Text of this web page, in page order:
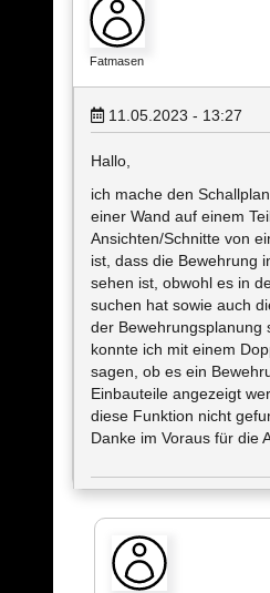
Fatmasen
11.05.2023 - 13:27
Hallo,
ich mache den
einer Wand auf einem
Ansichten/Schnitte von
ist, dass die Bewehrung
sehen ist, obwohl es in
suchen hat sowie auch
der Bewehrungsplanung
konnte ich mit einem
sagen, ob es ein
Einbauteile angezeigt
diese Funktion nicht
Danke im Voraus für die